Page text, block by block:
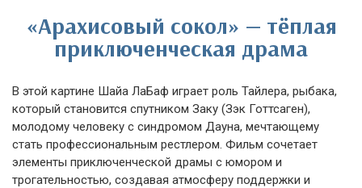
«Арахисовый сокол» — тёплая
приключенческая драма
В этой картине Шайа ЛаБаф играет роль Тайлера, рыбака,
который становится спутником Заку (Зэк Готтсаген),
молодому человеку с синдромом Дауна, мечтающему
стать профессиональным рестлером. Фильм сочетает
элементы приключенческой драмы с юмором и
трогательностью, создавая атмосферу поддержки и